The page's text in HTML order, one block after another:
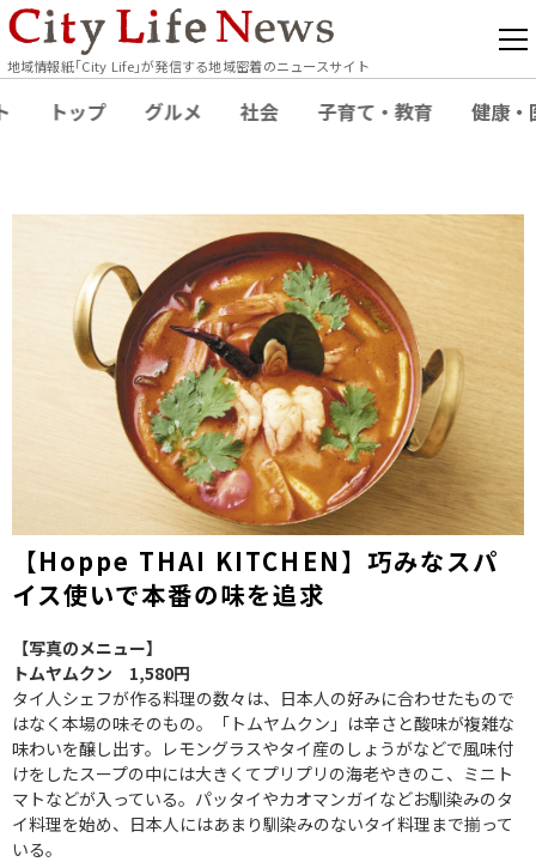
地域情報紙｢City Life｣が発信する地域密着のニュースサイト
トップ グルメ 社会 子育て・教育 健康・
【Hoppe THAI KITCHEN】巧みなスパ
イス使いで本番の味を追求
【写真のメニュー】
トムヤムクン 1,580円
タイ人シェフが作る料理の数々は、日本人の好みに合わせたもので
はなく本場の味そのもの。「トムヤムクン」は辛さと酸味が複雑な
味わいを醸し出す。レモングラスやタイ産のしょうがなどで風味付
けをしたスープの中には大きくてプリプリの海老やきのこ、ミニト
マトなどが入っている。パッタイやカオマンガイなどお馴染みのタ
イ料理を始め、日本人にはあまり馴染みのないタイ料理まで揃って
いる。